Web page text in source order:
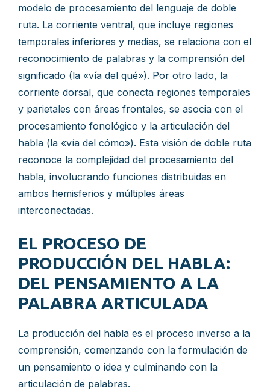
modelo de procesamiento del lenguaje de doble
ruta. La corriente ventral, que incluye regiones
temporales inferiores y medias, se relaciona con el
reconocimiento de palabras y la comprensión del
significado (la «vía del qué»). Por otro lado, la
corriente dorsal, que conecta regiones temporales
y parietales con áreas frontales, se asocia con el
procesamiento fonológico y la articulación del
habla (la «vía del cómo»). Esta visión de doble ruta
reconoce la complejidad del procesamiento del
habla, involucrando funciones distribuidas en
ambos hemisferios y múltiples áreas
interconectadas.
EL PROCESO DE
PRODUCCIÓN DEL HABLA:
DEL PENSAMIENTO A LA
PALABRA ARTICULADA
La producción del habla es el proceso inverso a la
comprensión, comenzando con la formulación de
un pensamiento o idea y culminando con la
articulación de palabras.